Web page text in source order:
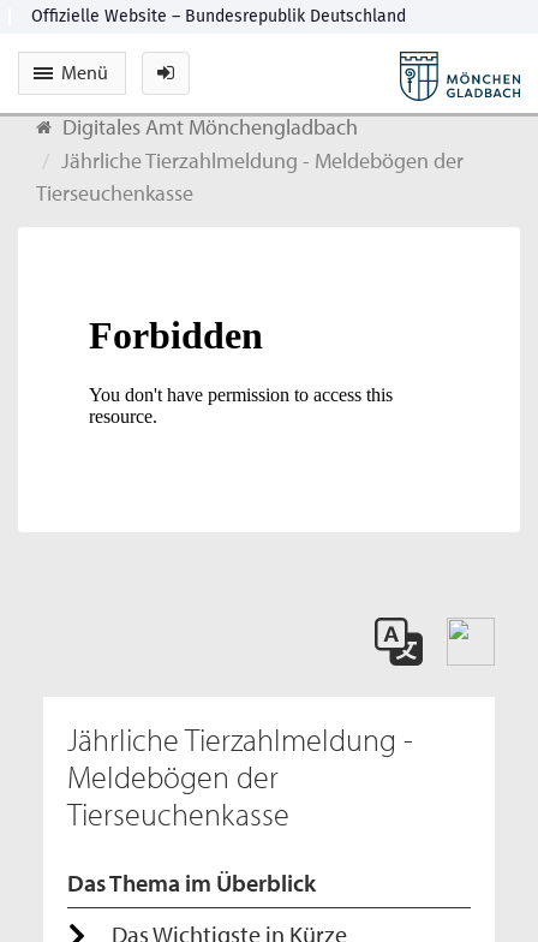
Menü
Digitales Amt Mönchengladbach
Jährliche Tierzahlmeldung - Meldebögen der
Tierseuchenkasse
Jährliche Tierzahlmeldung -
Meldebögen der
Tierseuchenkasse
Das Thema im Überblick
Das Wichtigste in Kürze